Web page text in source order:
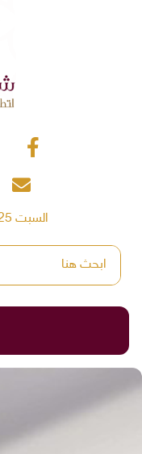
السبت 25 صفر 1448 / 8-8-2026